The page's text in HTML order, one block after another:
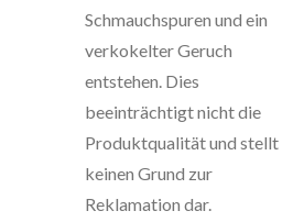
Schmauchspuren und ein
verkokelter Geruch
entstehen. Dies
beeinträchtigt nicht die
Produktqualität und stellt
keinen Grund zur
Reklamation dar.